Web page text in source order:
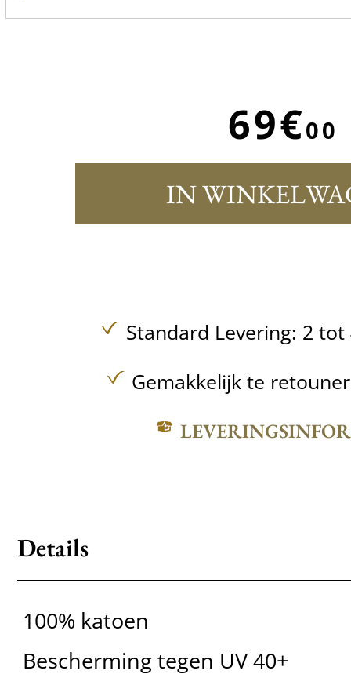
69€00
IN
Standard Levering: 2
Gemakkelijk te
Details
100% katoen
Bescherming tegen UV 40+